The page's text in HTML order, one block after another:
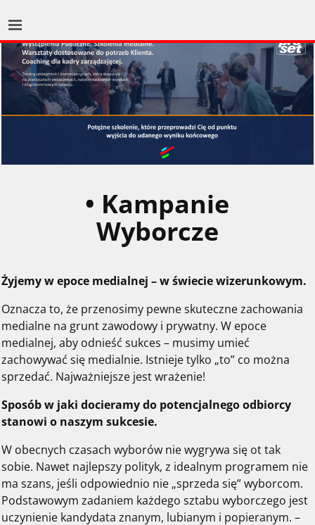
• Kampanie
Wyborcze
Żyjemy w epoce medialnej – w świecie wizerunkowym.
Oznacza to, że przenosimy pewne skuteczne zachowania
medialne na grunt zawodowy i prywatny. W epoce
medialnej, aby odnieść sukces – musimy umieć
zachowywać się medialnie. Istnieje tylko „to” co można
sprzedać. Najważniejsze jest wrażenie!
Sposób w jaki docieramy do potencjalnego odbiorcy
stanowi o naszym sukcesie.
W obecnych czasach wyborów nie wygrywa się ot tak
sobie. Nawet najlepszy polityk, z idealnym programem nie
ma szans, jeśli odpowiednio nie „sprzeda się” wyborcom.
Podstawowym zadaniem każdego sztabu wyborczego jest
uczynienie kandydata znanym, lubianym i popieranym. –